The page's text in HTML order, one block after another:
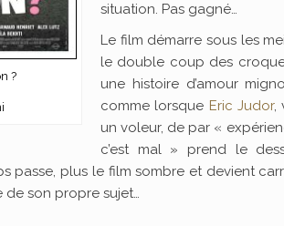
?
situation. Pas gagné…
Le film démarre sous les
le double coup des
une histoire d’amour
comme lorsque Eric Judor,
un voleur, de par «
c’est mal » prend le
passe, plus le film sombre et devient
de son propre sujet…